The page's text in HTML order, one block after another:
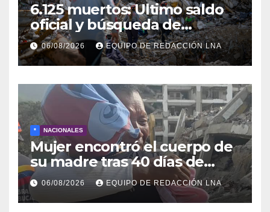
6.125 muertos: Ultimo saldo
oficial y búsqueda de
cadáveres continúa entre los
escombros
06/08/2026 EQUIPO DE REDACCIÓN LNA
* NACIONALES
Mujer encontró el cuerpo de
su madre tras 40 días de
búsqueda en Tanaguarena
06/08/2026 EQUIPO DE REDACCIÓN LNA